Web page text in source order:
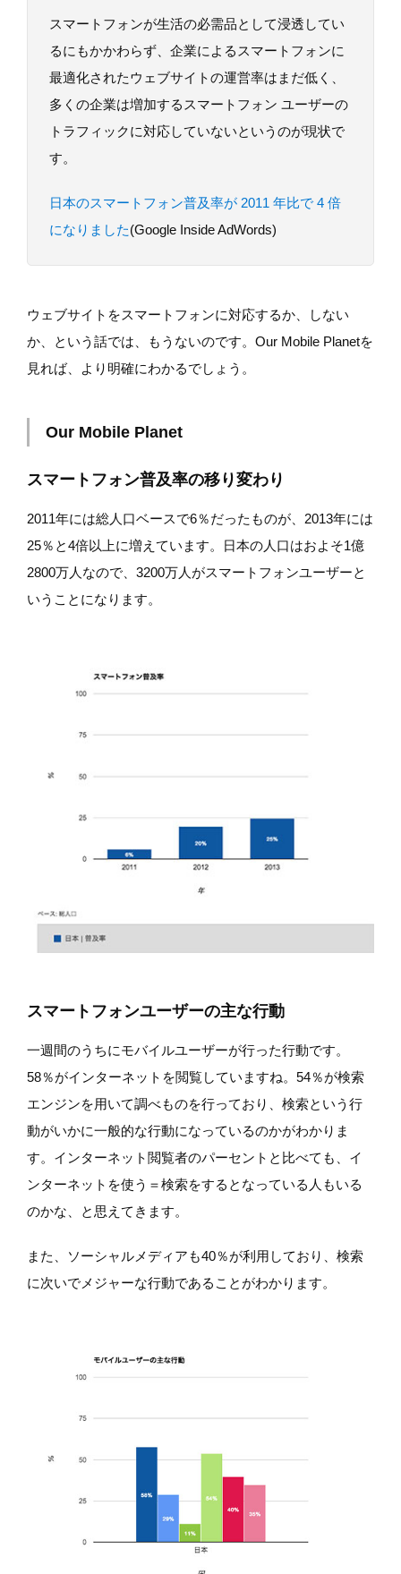
スマートフォンが生活の必需品として浸透してい
るにもかかわらず、企業によるスマートフォンに
最適化されたウェブサイトの運営率はまだ低く、
多くの企業は増加するスマートフォン ユーザーの
トラフィックに対応していないというのが現状で
す。
日本のスマートフォン普及率が 2011 年比で 4 倍
になりました(Google Inside AdWords)
ウェブサイトをスマートフォンに対応するか、しない
か、という話では、もうないのです。Our Mobile Planetを
見れば、より明確にわかるでしょう。
Our Mobile Planet
スマートフォン普及率の移り変わり
2011年には総人口ベースで6％だったものが、2013年には
25％と4倍以上に増えています。日本の人口はおよそ1億
2800万人なので、3200万人がスマートフォンユーザーと
いうことになります。
スマートフォンユーザーの主な行動
一週間のうちにモバイルユーザーが行った行動です。
58％がインターネットを閲覧していますね。54％が検索
エンジンを用いて調べものを行っており、検索という行
動がいかに一般的な行動になっているのかがわかりま
す。インターネット閲覧者のパーセントと比べても、イ
ンターネットを使う＝検索をするとなっている人もいる
のかな、と思えてきます。
また、ソーシャルメディアも40％が利用しており、検索
に次いでメジャーな行動であることがわかります。